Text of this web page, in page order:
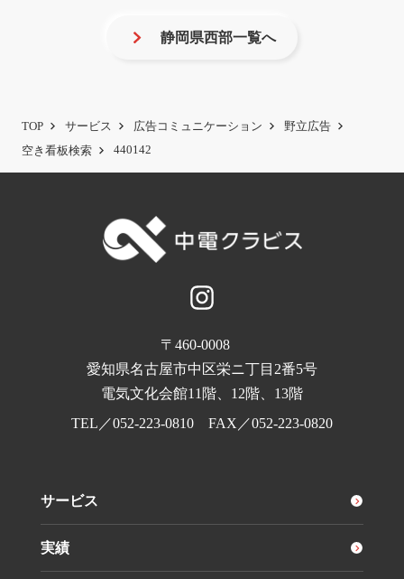
静岡県西部一覧へ
TOP サービス 広告コミュニケーション
野立広告
空き看板検索
440142
〒460-0008
愛知県名古屋市中区栄ニ丁目2番5号
電気文化会館11階、12階、13階
TEL／052-223-0810 FAX／052-223-0820
サービス
実績